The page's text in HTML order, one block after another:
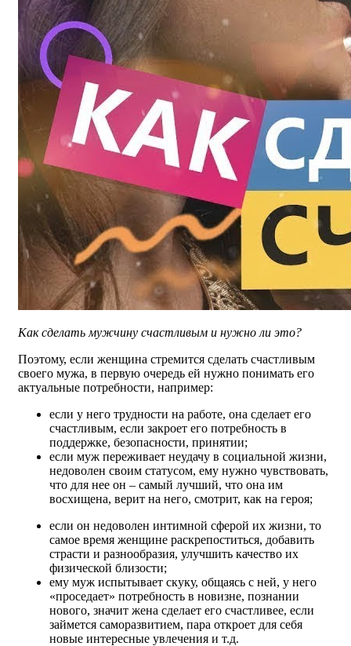
Как сделать мужчину счастливым и нужно ли это?
Поэтому, если женщина стремится сделать счастливым
своего мужа, в первую очередь ей нужно понимать его
актуальные потребности, например:
если у него трудности на работе, она сделает его
счастливым, если закроет его потребность в
поддержке, безопасности, принятии;
если муж переживает неудачу в социальной жизни,
недоволен своим статусом, ему нужно чувствовать,
что для нее он – самый лучший, что она им
восхищена, верит на него, смотрит, как на героя;
если он недоволен интимной сферой их жизни, то
самое время женщине раскрепоститься, добавить
страсти и разнообразия, улучшить качество их
физической близости;
ему муж испытывает скуку, общаясь с ней, у него
«проседает» потребность в новизне, познании
нового, значит жена сделает его счастливее, если
займется саморазвитием, пара откроет для себя
новые интересные увлечения и т.д.